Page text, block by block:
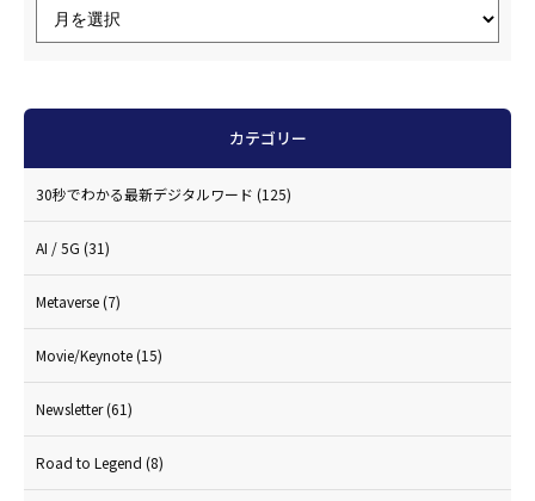
カテゴリー
30秒でわかる最新デジタルワード (125)
AI / 5G (31)
Metaverse(7)
Movie/Keynote(15)
Newsletter(61)
Road to Legend (8)